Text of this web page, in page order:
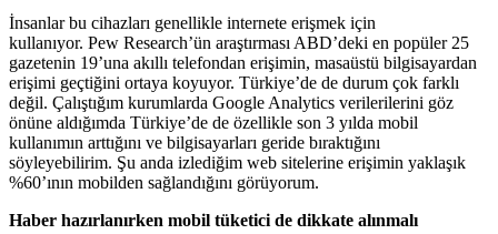
İnsanlar bu cihazları genellikle internete erişmek için
kullanıyor. Pew Research’ün araştırması ABD’deki en popüler 25
gazetenin 19’una akıllı telefondan erişimin, masaüstü bilgisayardan
erişimi geçtiğini ortaya koyuyor. Türkiye’de de durum çok farklı
değil. Çalıştığım kurumlarda Google Analytics verilerilerini göz
önüne aldığımda Türkiye’de de özellikle son 3 yılda mobil
kullanımın arttığını ve bilgisayarları geride bıraktığını
söyleyebilirim. Şu anda izlediğim web sitelerine erişimin yaklaşık
%60’ının mobilden sağlandığını görüyorum.
Haber hazırlanırken mobil tüketici de dikkate alınmalı